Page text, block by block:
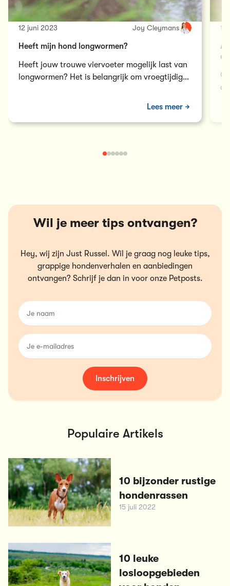
12 juni 2023 Joy Cleymans
Heeft mijn hond longwormen?
Heeft jouw trouwe viervoeter mogelijk last van
longwormen? Het is belangrijk om vroegtijdig
Lees meer
19
Wil je meer tips ontvangen?
Hey, wij zijn Just Russel. Wil je graag nog leuke tips,
grappige hondenverhalen en aanbiedingen
ontvangen? Schrijf je dan in voor onze Petposts.
name
email
Inschrijven
Populaire Artikels
10 bijzonder rustige
hondenrassen
15 juli 2022
10 leuke
losloopgebieden